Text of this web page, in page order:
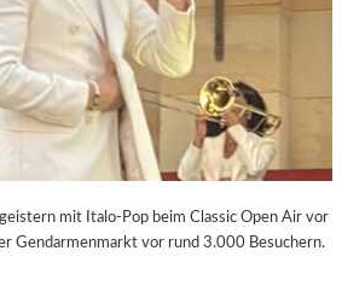
mit Italo-Pop beim Classic Open Air vor
Gendarmenmarkt vor rund 3.000 Besuchern.